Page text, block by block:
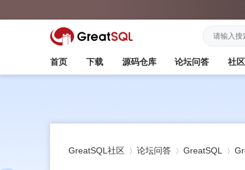
首页 下载 源码仓库 论坛问答 社
GreatSQL社区 论坛问答 GreatSQL